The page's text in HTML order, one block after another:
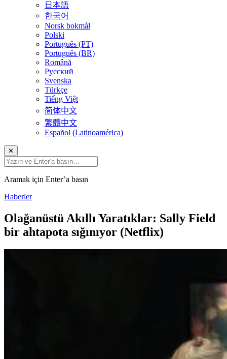
日本語
한국어
Norsk bokmål
Polski
Português (PT)
Português (BR)
Română
Русский
Svenska
Türkçe
Tiếng Việt
简体中文
繁體中文
Español (Latinoamérica)
✕
Aramak için Enter’a basın
Haberler
Olağanüstü Akıllı Yaratıklar: Sally Field
bir ahtapota sığınıyor (Netflix)